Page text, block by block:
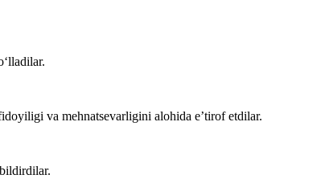
va mehnatsevarligini alohida e’tirof etdilar.